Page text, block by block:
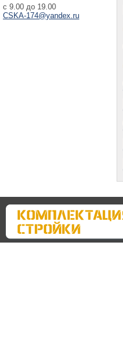
с 9.00 до 19.00
CSKA-174@yandex.ru